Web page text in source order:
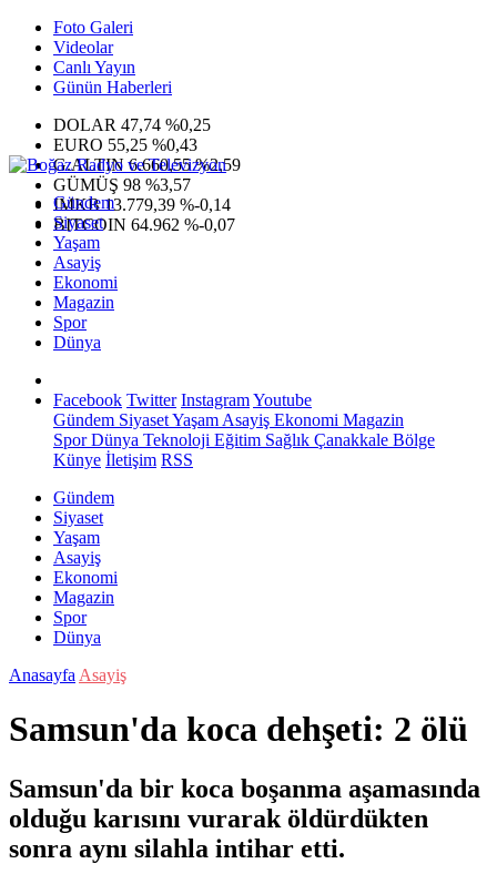
Foto Galeri
Videolar
Canlı Yayın
Günün Haberleri
DOLAR 47,74 %0,25
EURO 55,25 %0,43
G.ALTIN6.660,55 %2,59
GÜMÜŞ 98 %3,57
IMKB13.779,39 %-0,14
BITCOIN 64.962 %-0,07
Gündem
Siyaset
Yaşam
Asayiş
Ekonomi
Magazin
Spor
Dünya
Facebook Twitter InstagramYoutube
Gündem SiyasetYaşam Asayiş Ekonomi Magazin
SporDünya Teknoloji Eğitim Sağlık Çanakkale Bölge
Künye İletişim RSS
Gündem
Siyaset
Yaşam
Asayiş
Ekonomi
Magazin
Spor
Dünya
Anasayfa Asayiş
Samsun'da koca dehşeti: 2 ölü
Samsun'da bir koca boşanma aşamasında
olduğu karısını vurarak öldürdükten
sonra aynı silahla intihar etti.